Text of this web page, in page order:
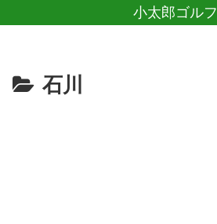
小太郎ゴルフ
石川